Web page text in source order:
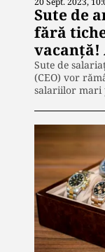
Sute de
fără
vacanță!
Sute de
(CEO) vor
salariilor mari